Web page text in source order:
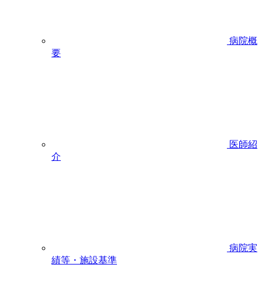
病院概
要
医師紹
介
病院実
績等・施設基準